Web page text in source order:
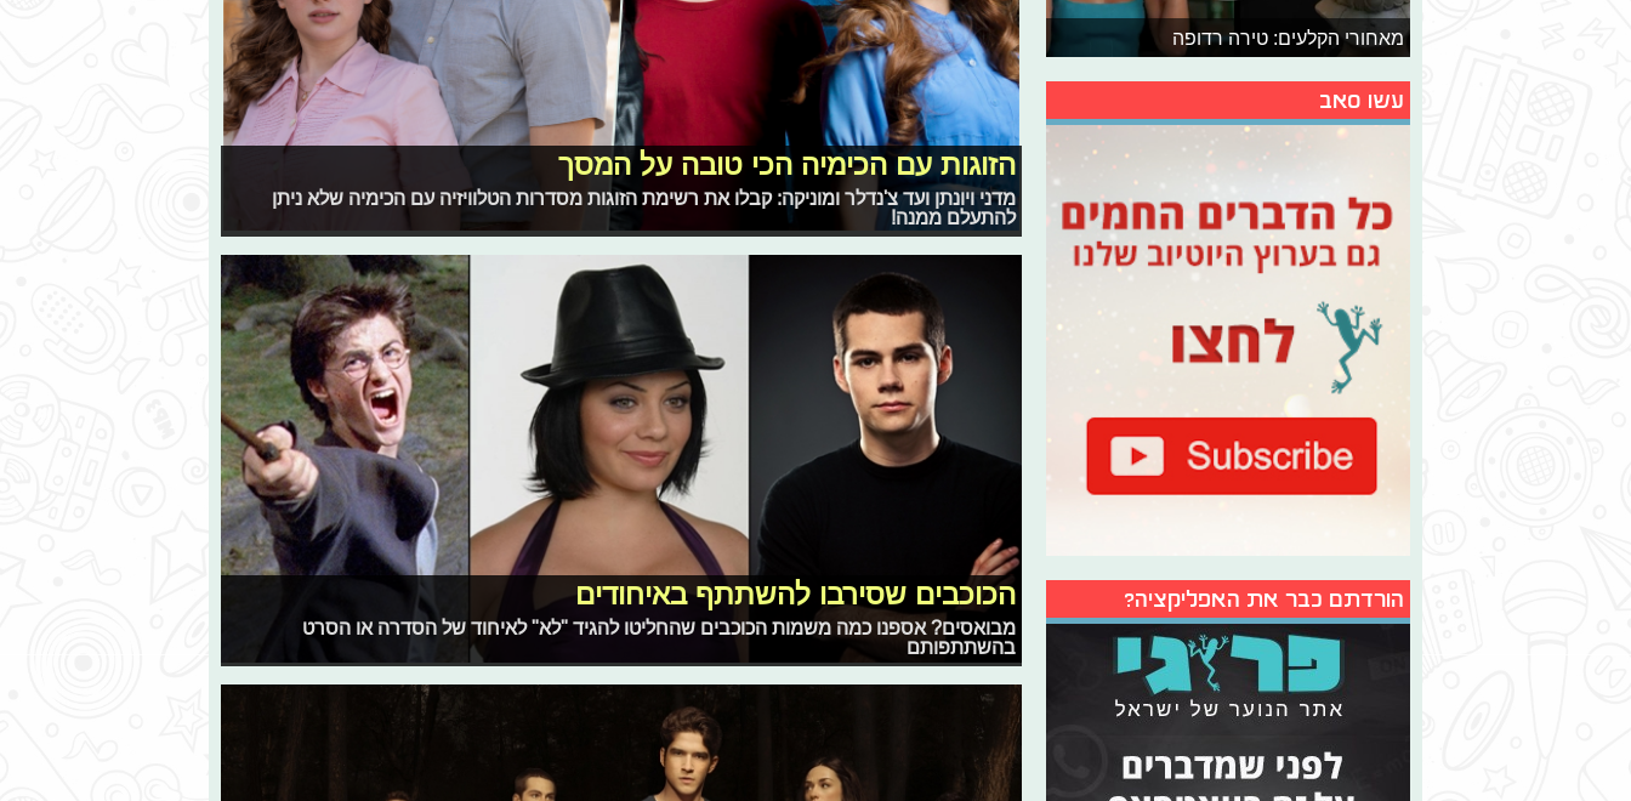
הזוגות עם הכימיה הכי טובה על המסך
מדני ויונתן ועד צ'נדלר ומוניקה: קבלו את רשימת הזוגות מסדרות הטלוויזיה עם הכימיה שלא ניתן
להתעלם ממנה!
הכוכבים שסירבו להשתתף באיחודים
מבואסים? אספנו כמה משמות הכוכבים שהחליטו להגיד "לא" לאיחוד של הסדרה או הסרט
בהשתתפותם
מאחורי הקלעים: טירה רדופה
עשו סאב
הורדתם כבר את האפליקציה?